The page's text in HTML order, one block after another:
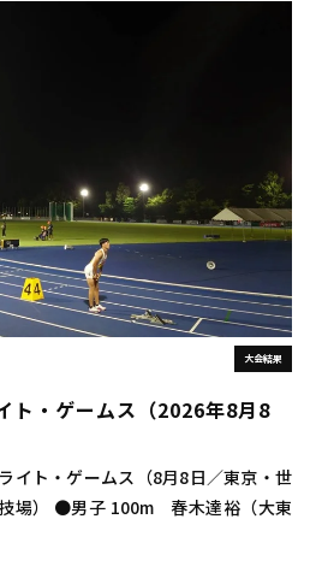
大会結果
ト・ゲームス（2026年8月8
イト・ゲームス（8月8日／東京・世
場） ●男子 100m 春木達裕（大東
豊田兼（トヨタ自動車） 46秒